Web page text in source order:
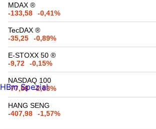
MDAX ®
-133,58
-0,41%
TecDAX ®
-35,25
-0,89%
E-STOXX 50 ®
-9,72
-0,15%
NASDAQ 100
-77,58
-2,63%
HANG SENG
-407,98
-1,57%
HBm Spezial